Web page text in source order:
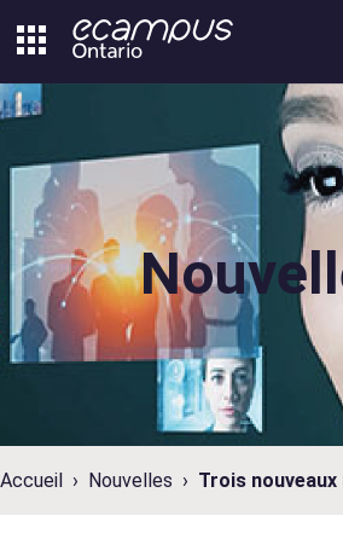
au
contenu
Accueil Nouvelles Trois nouveaux